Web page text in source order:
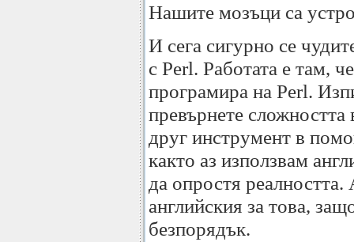
Нашите мозъци са
И сега сигурно се
с Perl. Работата е там,
програмира на Perl.
превърнете
друг инструмент в
както аз използвам
да опростя
английския за това,
безпорядък.